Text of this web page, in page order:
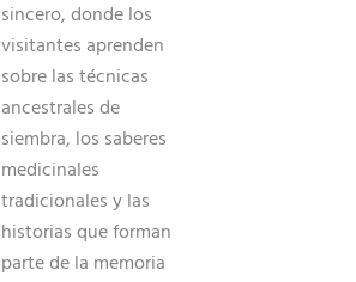
sincero, donde los
visitantes aprenden
sobre las técnicas
ancestrales de
siembra, los saberes
medicinales
tradicionales y las
historias que forman
parte de la memoria